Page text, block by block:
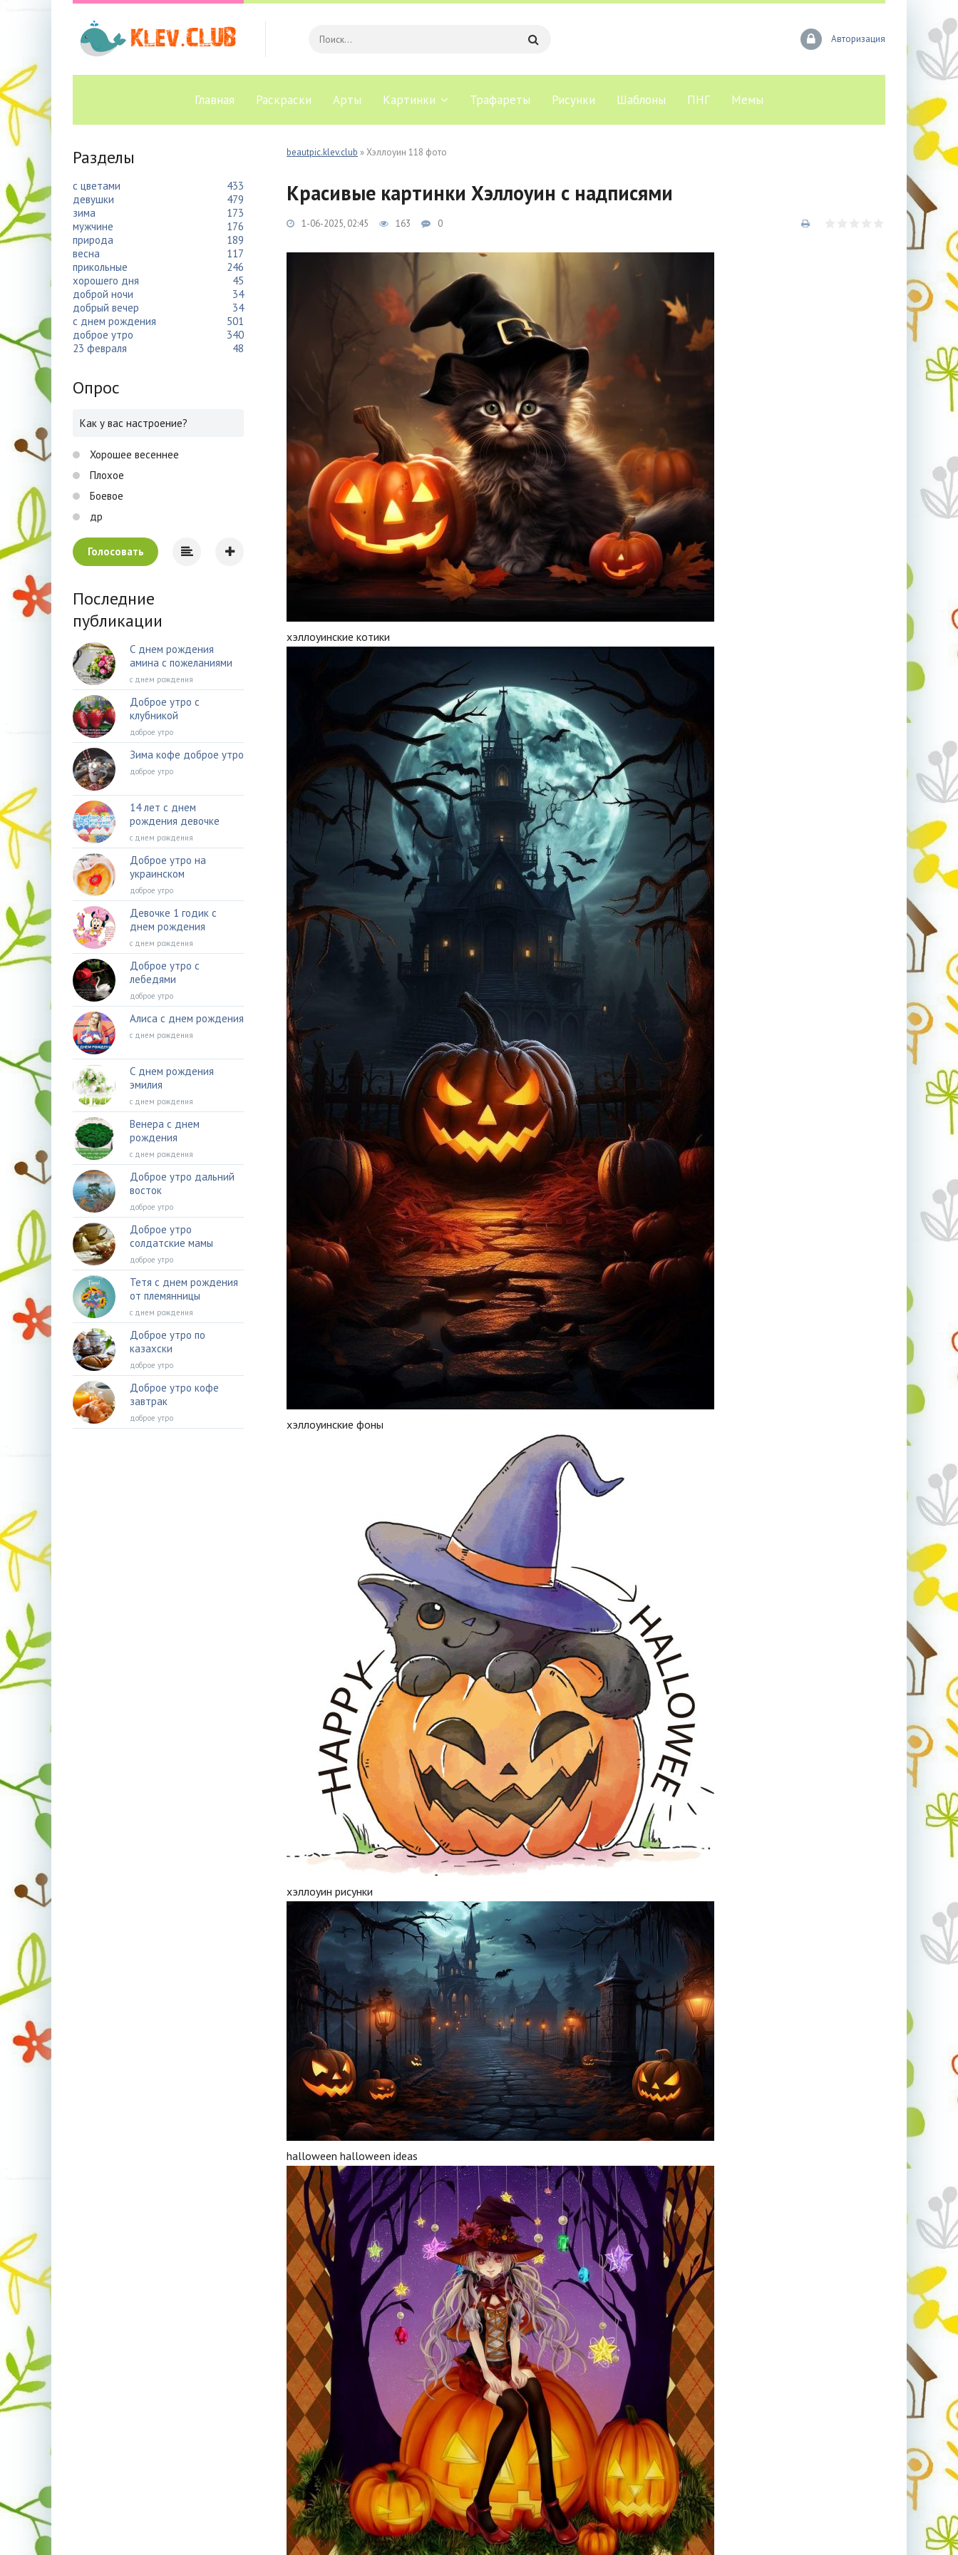
Авторизация
Главная Раскраски Арты Картинки Трафареты Рисунки Шаблоны ПНГ Мемы
beautpic.klev.club » Хэллоуин 118 фото
Красивые картинки Хэллоуин с надписями
1-06-2025, 02:45 163 0
хэллоуинские котики
хэллоуинские фоны
хэллоуин рисунки
halloween halloween ideas
Разделы
с цветами
433
девушки
479
зима
173
мужчине
176
природа
189
весна
117
прикольные
246
хорошего дня
45
доброй ночи
34
добрый вечер
34
с днем рождения
501
доброе утро
340
23 февраля
48
Опрос
Как у вас настроение?
Хорошее весеннее
Плохое
Боевое
др
Голосовать
Последние
публикации
С днем рождения
амина с пожеланиями
с днем рождения
Доброе утро с
клубникой
доброе утро
Зима кофе доброе утро
доброе утро
14 лет с днем
рождения девочке
с днем рождения
Доброе утро на
украинском
доброе утро
Девочке 1 годик с
днем рождения
с днем рождения
Доброе утро с
лебедями
доброе утро
Алиса с днем рождения
с днем рождения
С днем рождения
эмилия
с днем рождения
Венера с днем
рождения
с днем рождения
Доброе утро дальний
восток
доброе утро
Доброе утро
солдатские мамы
доброе утро
Тетя с днем рождения
от племянницы
с днем рождения
Доброе утро по
казахски
доброе утро
Доброе утро кофе
завтрак
доброе утро